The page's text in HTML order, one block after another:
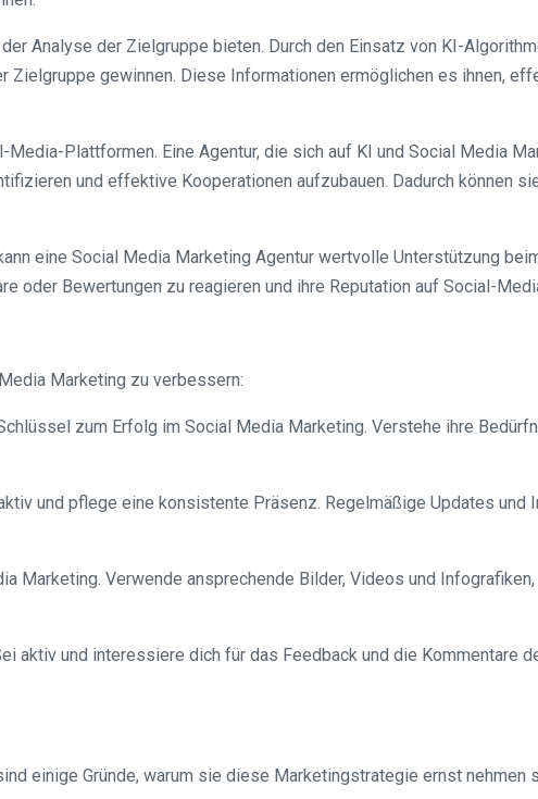
Analyse der Zielgruppe bieten. Durch den Einsatz von KI-
gewinnen. Diese Informationen ermöglichen es ihnen,
Plattformen. Eine Agentur, die sich auf KI und Social Media
und effektive Kooperationen aufzubauen. Dadurch können
eine Social Media Marketing Agentur wertvolle Unterstützung
oder Bewertungen zu reagieren und ihre Reputation auf Social-
Marketing zu verbessern:
zum Erfolg im Social Media Marketing. Verstehe ihre
und pflege eine konsistente Präsenz. Regelmäßige Updates und
Verwende ansprechende Bilder, Videos und
aktiv und interessiere dich für das Feedback und die Kommentare
einige Gründe, warum sie diese Marketingstrategie ernst nehmen